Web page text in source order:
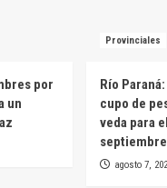
por
un
Provinciales
Río
cupo de
veda para
septiembre
agosto 7,